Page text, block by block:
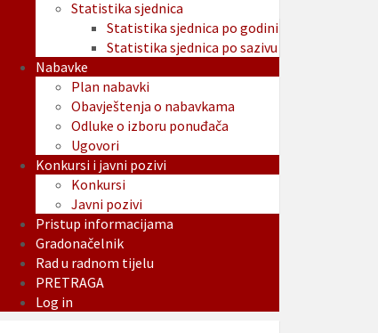
Statistika sjednica
Statistika sjednica po godini
Statistika sjednica po sazivu
Nabavke
Plan nabavki
Obavještenja o nabavkama
Odluke o izboru ponuđača
Ugovori
Konkursi i javni pozivi
Konkursi
Javni pozivi
Pristup informacijama
Gradonačelnik
Rad u radnom tijelu
PRETRAGA
Log in